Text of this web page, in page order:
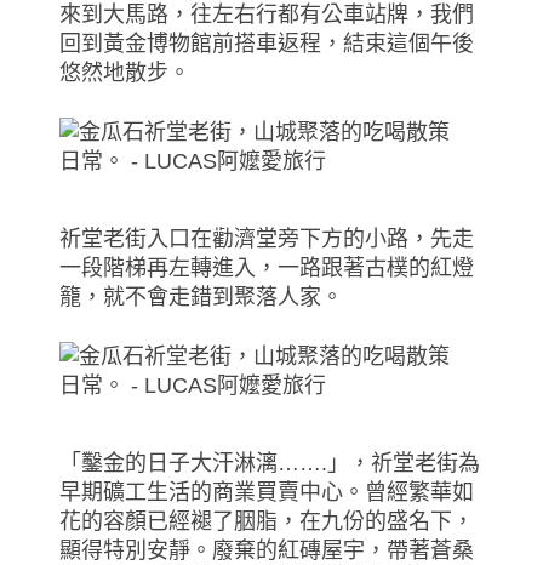
來到大馬路，往左右行都有公車站牌，我們
回到黃金博物館前搭車返程，結束這個午後
悠然地散步。
祈堂老街入口在勸濟堂旁下方的小路，先走
一段階梯再左轉進入，一路跟著古樸的紅燈
籠，就不會走錯到聚落人家。
「鑿金的日子大汗淋漓…….」，祈堂老街為
早期礦工生活的商業買賣中心。曾經繁華如
花的容顏已經褪了胭脂，在九份的盛名下，
顯得特別安靜。廢棄的紅磚屋宇，帶著蒼桑